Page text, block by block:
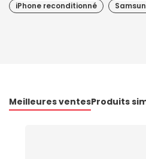
iPhone reconditionné
Meilleures ventesProduits